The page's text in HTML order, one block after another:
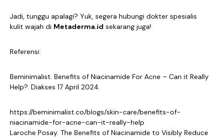
Jadi, tunggu apalagi? Yuk, segera hubungi dokter spesialis
kulit wajah di Metaderma.id sekarang juga!
Referensi:
Beminimalist. Benefits of Niacinamide For Acne – Can it Really
Help?. Diakses 17 April 2024.
https://beminimalist.co/blogs/skin-care/benefits-of-
niacinamide-for-acne-can-it-really-help
Laroche Posay. The Benefits of Niacinamide to Visibly Reduce